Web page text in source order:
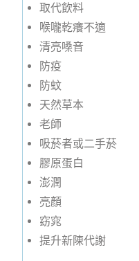
取代飲料
喉嚨乾癢不適
清亮嗓音
防疫
防蚊
天然草本
老師
吸菸者或二手菸
膠原蛋白
澎潤
亮顏
窈窕
提升新陳代謝